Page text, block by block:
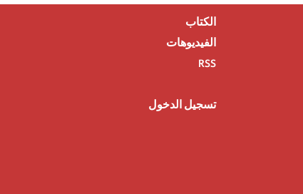
الكتاب
الفيديوهات
RSS
تسجيل الدخول